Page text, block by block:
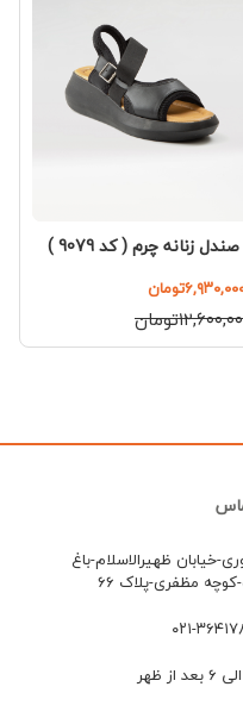
صندل زنانه چرم ( کد 9079 )
خیابان ظهیرالاسلام-باغ
مظفری-پلاک 66
۰۲۱